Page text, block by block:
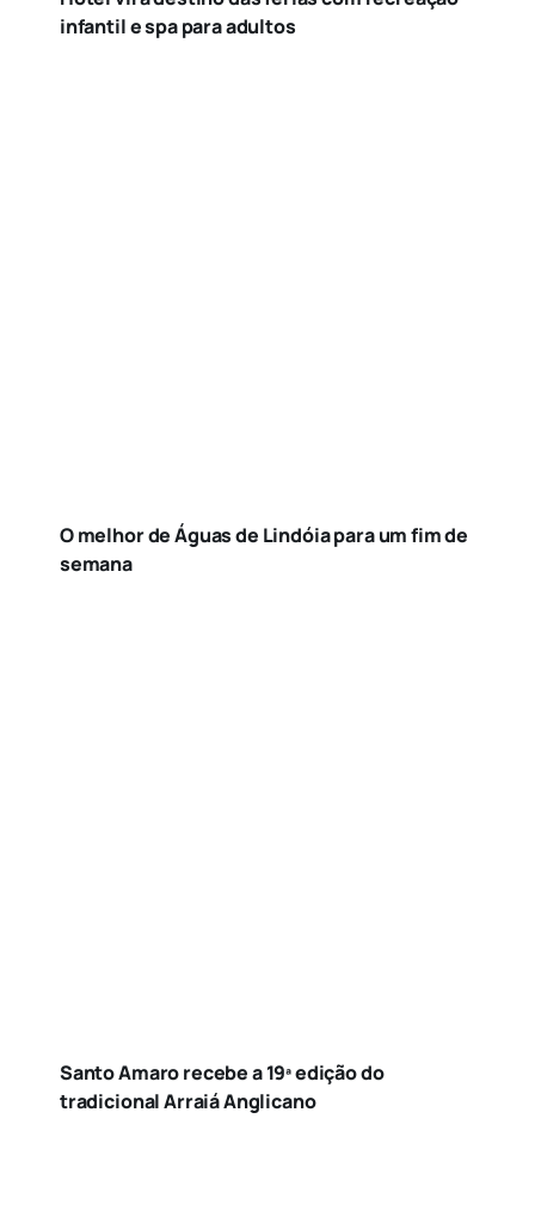
infantil e spa para adultos
O melhor de Águas de Lindóia para um fim de
semana
Santo Amaro recebe a 19ª edição do
tradicional Arraiá Anglicano